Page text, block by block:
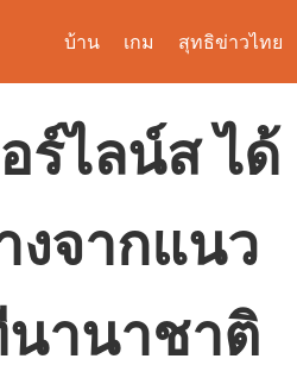
บ้าน เกม สุทธิข่าวไทย
ร์ไลน์ส ได้
งจากแนว
านาชาติ